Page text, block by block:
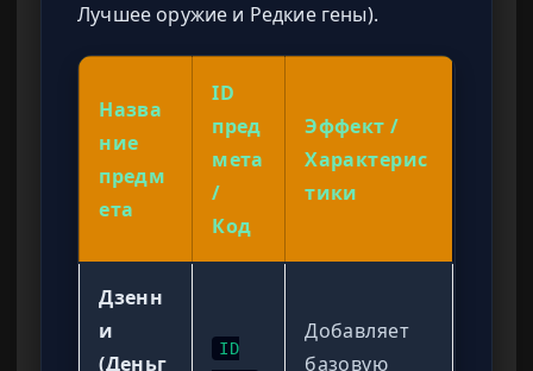
Лучшее оружие и Редкие гены).
Назва
ние
предм
ета
ID
пред
мета
/
Код
Эффект /
Характерис
тики
Дзенн
и
(Деньг
ID
Добавляет
базовую